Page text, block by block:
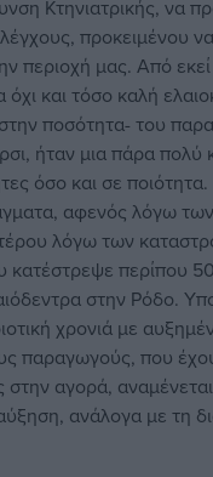
Κτηνιατρικής, να
προκειμένου
περιοχή μας. Από
όχι και τόσο καλή
ποσότητα- του
ήταν μια πάρα πολύ
όσο και σε ποιότητα.
αφενός λόγω των
λόγω των
κατέστρεψε περίπου
στην Ρόδο.
χρονιά με
παραγωγούς, που
στην αγορά,
ανάλογα με τη